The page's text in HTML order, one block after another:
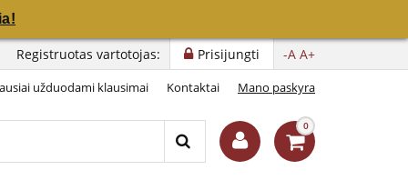
-A A+
Prisijungti
Registruotas vartotojas:
užduodami klausimai Kontaktai Mano paskyra
0